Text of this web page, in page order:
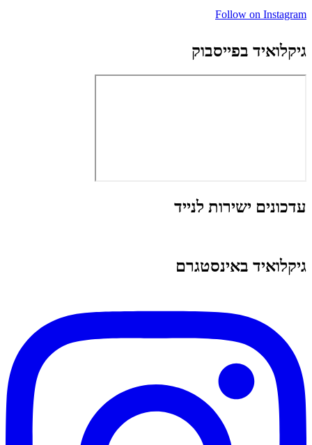
Follow on Instagram
גיקלואיד בפייסבוק
עדכונים ישירות לנייד
גיקלואיד באינסטגרם